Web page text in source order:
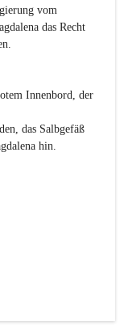
vom
das Recht
Innenbord, der
das Salbgefäß